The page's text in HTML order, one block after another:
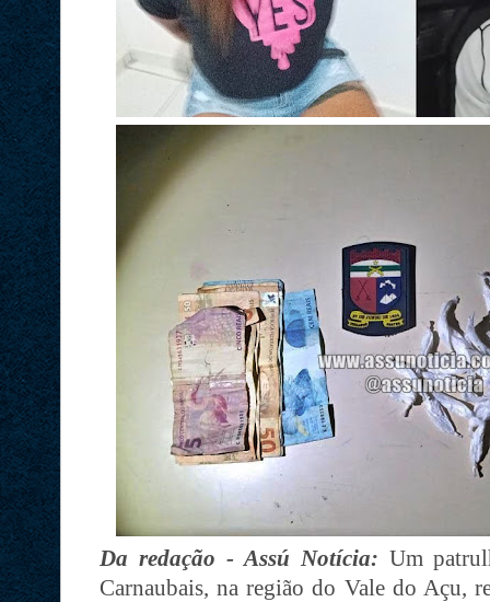
Da redação - Assú Notícia: Um
Carnaubais, na região do Vale do Açu,